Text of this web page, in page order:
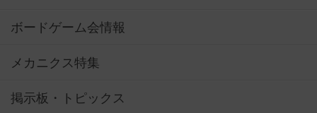
ボードゲーム会情報
メカニクス特集
掲示板・トピックス